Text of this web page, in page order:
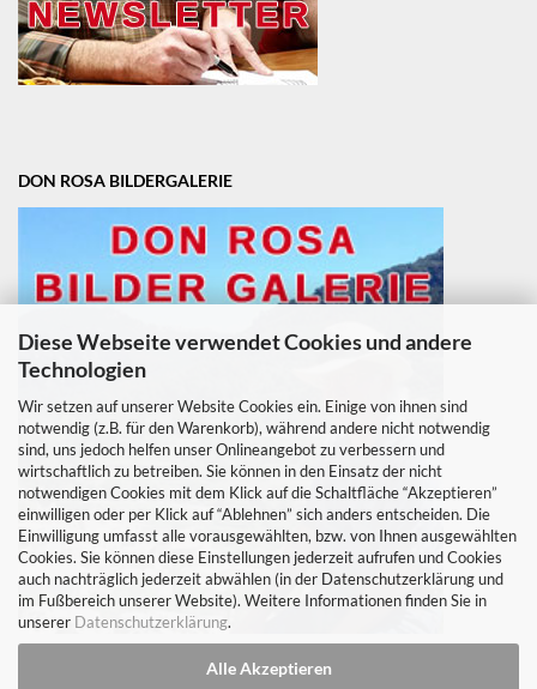
Diese Webseite verwendet Cookies und andere
Technologien
Wir setzen auf unserer Website Cookies ein. Einige von ihnen sind
notwendig (z.B. für den Warenkorb), während andere nicht notwendig
sind, uns jedoch helfen unser Onlineangebot zu verbessern und
wirtschaftlich zu betreiben. Sie können in den Einsatz der nicht
notwendigen Cookies mit dem Klick auf die Schaltfläche “Akzeptieren”
einwilligen oder per Klick auf “Ablehnen” sich anders entscheiden. Die
Einwilligung umfasst alle vorausgewählten, bzw. von Ihnen ausgewählten
Cookies. Sie können diese Einstellungen jederzeit aufrufen und Cookies
auch nachträglich jederzeit abwählen (in der Datenschutzerklärung und
im Fußbereich unserer Website). Weitere Informationen finden Sie in
unserer Datenschutzerklärung.
Alle Akzeptieren
DON ROSA BILDERGALERIE